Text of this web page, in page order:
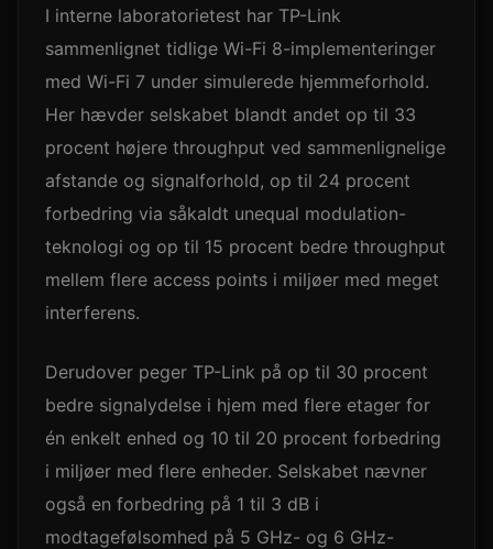
I interne laboratorietest har TP-Link
sammenlignet tidlige Wi-Fi 8-implementeringer
med Wi-Fi 7 under simulerede hjemmeforhold.
Her hævder selskabet blandt andet op til 33
procent højere throughput ved sammenlignelige
afstande og signalforhold, op til 24 procent
forbedring via såkaldt unequal modulation-
teknologi og op til 15 procent bedre throughput
mellem flere access points i miljøer med meget
interferens.
Derudover peger TP-Link på op til 30 procent
bedre signalydelse i hjem med flere etager for
én enkelt enhed og 10 til 20 procent forbedring
i miljøer med flere enheder. Selskabet nævner
også en forbedring på 1 til 3 dB i
modtagefølsomhed på 5 GHz- og 6 GHz-